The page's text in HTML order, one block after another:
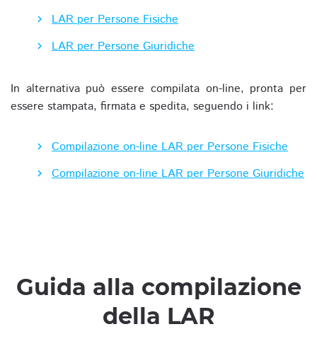
LAR per Persone Fisiche
LAR per Persone Giuridiche
In alternativa può essere compilata on-line, pronta per
essere stampata, firmata e spedita, seguendo i link:
Compilazione on-line LAR per Persone Fisiche
Compilazione on-line LAR per Persone Giuridiche
Guida alla compilazione
della LAR